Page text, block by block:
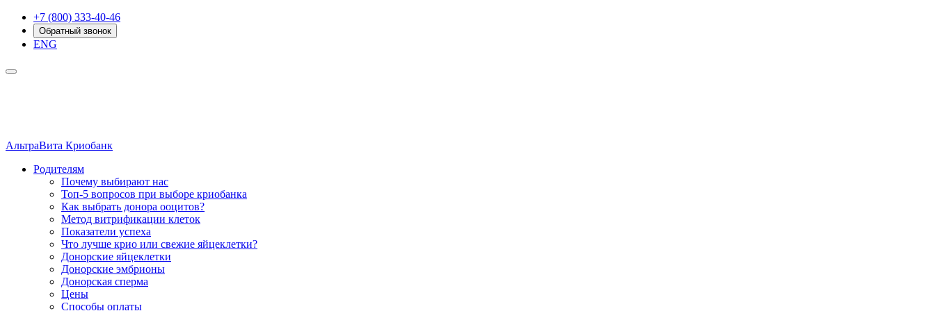
+7 (800) 333-40-46
Обратный звонок
ENG
АльтраВита Криобанк
Родителям
Почему выбирают нас
Топ-5 вопросов при выборе криобанка
Как выбрать донора ооцитов?
Метод витрификации клеток
Показатели успеха
Что лучше крио или свежие яйцеклетки?
Донорские яйцеклетки
Донорские эмбрионы
Донорская сперма
Цены
Способы оплаты